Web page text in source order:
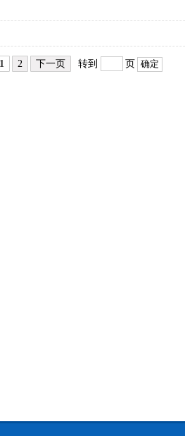
1 2 下一页 转到 页